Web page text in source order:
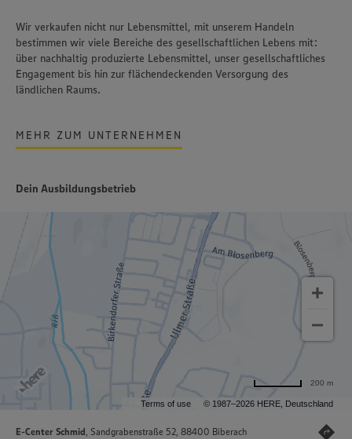
Wir verkaufen nicht nur Lebensmittel, mit unserem Handeln
bestimmen wir viele Bereiche des gesellschaftlichen Lebens mit:
über nachhaltig produzierte Lebensmittel, unser gesellschaftliches
Engagement bis hin zur flächendeckenden Versorgung des
ländlichen Raums.
MEHR ZUM UNTERNEHMEN
Dein Ausbildungsbetrieb
Terms of use © 1987–2026 HERE, Deutschland
200 m
E-Center Schmid, Sandgrabenstraße 52, 88400 Biberach